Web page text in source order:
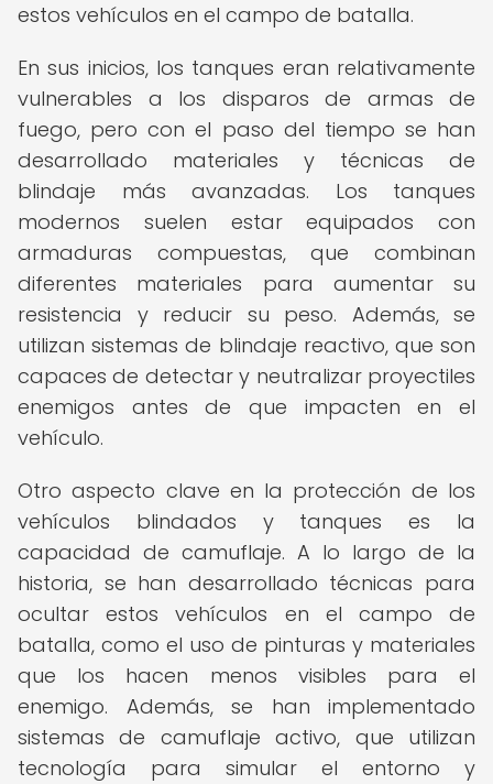
estos vehículos en el campo de batalla.
En sus inicios, los tanques eran relativamente
vulnerables a los disparos de armas de
fuego, pero con el paso del tiempo se han
desarrollado materiales y técnicas de
blindaje más avanzadas. Los tanques
modernos suelen estar equipados con
armaduras compuestas, que combinan
diferentes materiales para aumentar su
resistencia y reducir su peso. Además, se
utilizan sistemas de blindaje reactivo, que son
capaces de detectar y neutralizar proyectiles
enemigos antes de que impacten en el
vehículo.
Otro aspecto clave en la protección de los
vehículos blindados y tanques es la
capacidad de camuflaje. A lo largo de la
historia, se han desarrollado técnicas para
ocultar estos vehículos en el campo de
batalla, como el uso de pinturas y materiales
que los hacen menos visibles para el
enemigo. Además, se han implementado
sistemas de camuflaje activo, que utilizan
tecnología para simular el entorno y